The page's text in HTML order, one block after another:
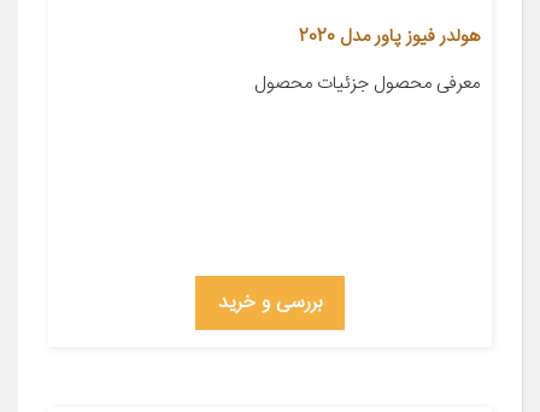
هولدر فیوز پاور مدل 2020
معرفی محصول جزئیات محصول
بررسی و خرید